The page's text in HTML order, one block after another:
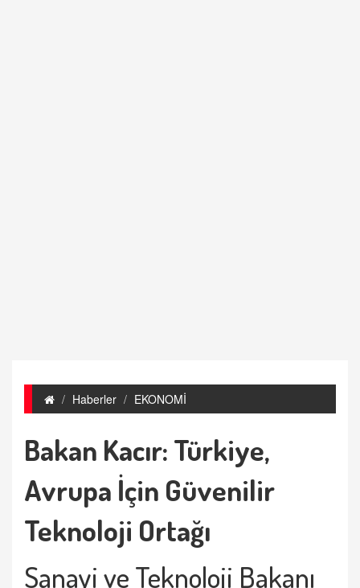
Haberler EKONOMİ
Bakan Kacır: Türkiye,
Avrupa İçin Güvenilir
Teknoloji Ortağı
Sanayi ve Teknoloji Bakanı